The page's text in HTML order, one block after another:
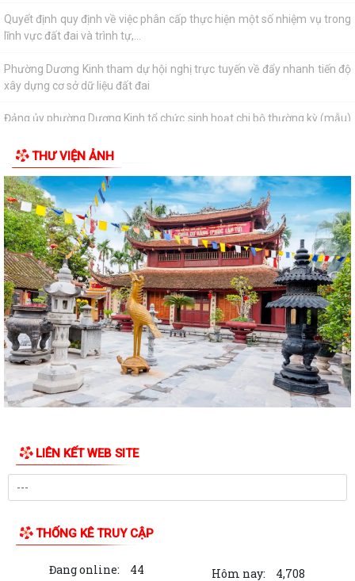
lĩnh vực đất đai và trình tự,...
xây dựng cơ sở dữ liệu đất đai
tại chi bộ TDP Hải Hoà
Phường Dương Kinh triển khai Chương trình Sức khỏe học đường giai
đoạn 2026–2035
Phường Dương Kinh tổ chức sinh hoạt dưới cờ, quyết tâm hoàn thành
các nhiệm vụ trọng tâm tháng 8
Quyết định về việc công bố Danh mục thủ tục hành chính được sửa đổi,
bổ sung thuộc phạm vi chức...
Kế hoạch tổ chức Hội nghị tổng kết năm học 2025-2026 và triển khai
phương hướng nhiệm vụ năm học...
Phường Dương Kinh dự Phiên họp thường kỳ tháng 7/2026 của UBND
thành phố
Đảng ủy - UBND phường Dương Kinh công bố các quyết định về công
Phường Dương Kinh chung tay hiến máu – Trao gửi yêu thương, tiếp
nối sự sống
triển khai thực hiện Nghị quyết...
THƯ VIỆN ẢNH
LIÊN KẾT WEB SITE
THỐNG KÊ TRUY CẬP
Đang online: 44 Hôm nay: 4,708